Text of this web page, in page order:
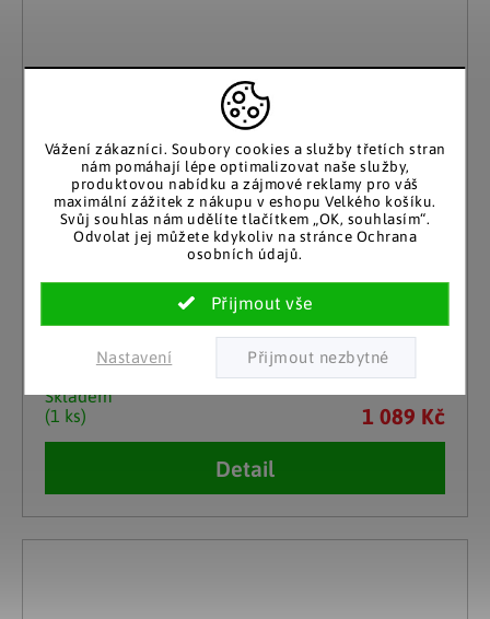
Vážení zákazníci. Soubory cookies a služby třetích stran
nám pomáhají lépe optimalizovat naše služby,
produktovou nabídku a zájmové reklamy pro váš
maximální zážitek z nákupu v eshopu Velkého košíku.
Svůj souhlas nám udělíte tlačítkem „OK, souhlasím“.
Odvolat jej můžete kdykoliv na stránce Ochrana
osobních údajů.
Nastavení
Sošky Yoga Trio, sada 3 ks
Skladem
(1 ks)
1 089 Kč
Detail